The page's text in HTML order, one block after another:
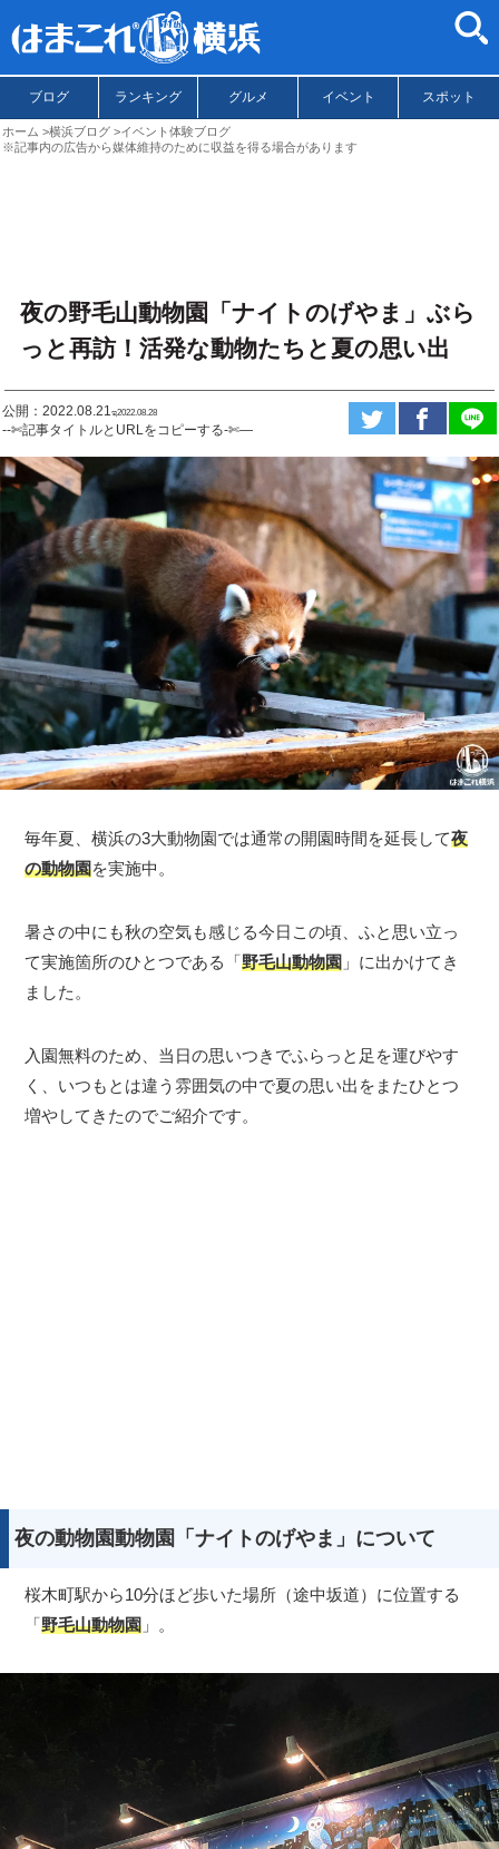
ブログ ランキング グルメ イベント スポット
ホーム 横浜ブログ
イベント体験ブログ
※記事内の広告から媒体維持のために収益を得る場合があります
夜の野毛山動物園「ナイトのげやま」ぶら
っと再訪！活発な動物たちと夏の思い出
公開：2022.08.21ಇ2022.08.28
--✄記事タイトルとURLをコピーする-✄—
毎年夏、横浜の3大動物園では通常の開園時間を延長して夜
の動物園を実施中。
暑さの中にも秋の空気も感じる今日この頃、ふと思い立っ
て実施箇所のひとつである「野毛山動物園 」に出かけてき
ました。
入園無料のため、当日の思いつきでふらっと足を運びやす
く、いつもとは違う雰囲気の中で夏の思い出をまたひとつ
増やしてきたのでご紹介です。
夜の動物園動物園「ナイトのげやま」について
桜木町駅から10分ほど歩いた場所（途中坂道）に位置する
「野毛山動物園 」。